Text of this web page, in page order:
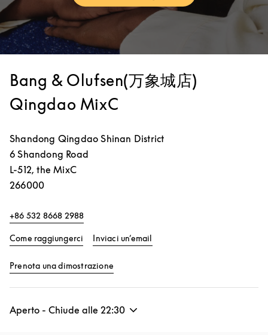
Bang & Olufsen(万象城店)
Qingdao MixC
Shandong Qingdao Shinan District
6 Shandong Road
L-512, the MixC
266000
+86 532 8668 2988
Come raggiungerci Link Opens in New Tab
Inviaci un’email
Prenota una dimostrazione
Aperto - Chiude alle 22:30